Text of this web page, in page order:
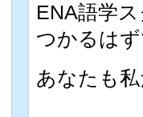
ENA語学
つかるは
あなたも